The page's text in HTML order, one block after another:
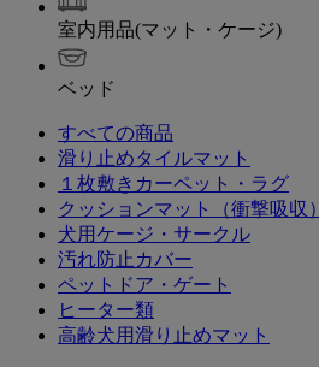
室内用品(マット・ケージ)
ベッド
すべての商品
滑り止めタイルマット
１枚敷きカーペット・ラグ
クッションマット（衝撃吸収）
犬用ケージ・サークル
汚れ防止カバー
ペットドア・ゲート
ヒーター類
高齢犬用滑り止めマット